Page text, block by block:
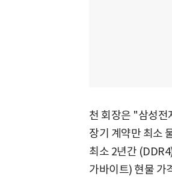
천 회장은 "삼성전
장기 계약만 최소
최소 2년간
가바이트) 현물 가